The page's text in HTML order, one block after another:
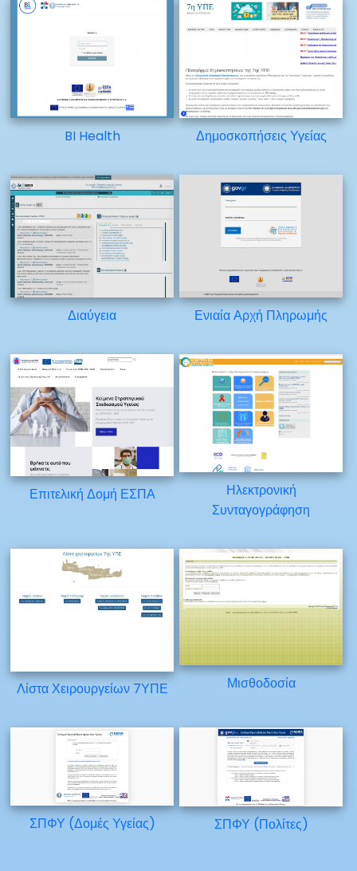
BI Health Δημοσκοπήσεις Υγείας
Διαύγεια Ενιαία Αρχή Πληρωμής
Επιτελική Δομή ΕΣΠΑ
Ηλεκτρονική
Συνταγογράφηση
Λίστα Χειρουργείων 7ΥΠΕ Μισθοδοσία
ΣΠΦΥ (Δομές Υγείας) ΣΠΦΥ (Πολίτες)